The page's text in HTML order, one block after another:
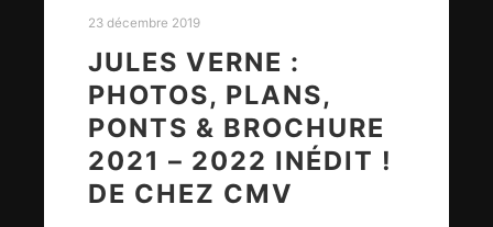
23 décembre 2019
JULES VERNE :
PHOTOS, PLANS,
PONTS & BROCHURE
2021 – 2022 INÉDIT !
DE CHEZ CMV